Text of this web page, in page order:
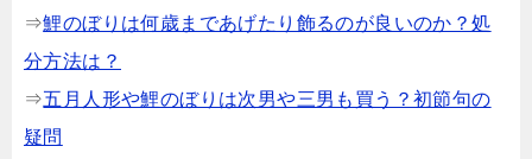
⇒鯉のぼりは何歳まであげたり飾るのが良いのか？処
分方法は？
⇒五月人形や鯉のぼりは次男や三男も買う？初節句の
疑問